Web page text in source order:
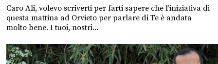
Caro Ali, volevo scriverti per farti sapere che l’iniziativa di
questa mattina ad Orvieto per parlare di Te è andata
molto bene. I tuoi, nostri...